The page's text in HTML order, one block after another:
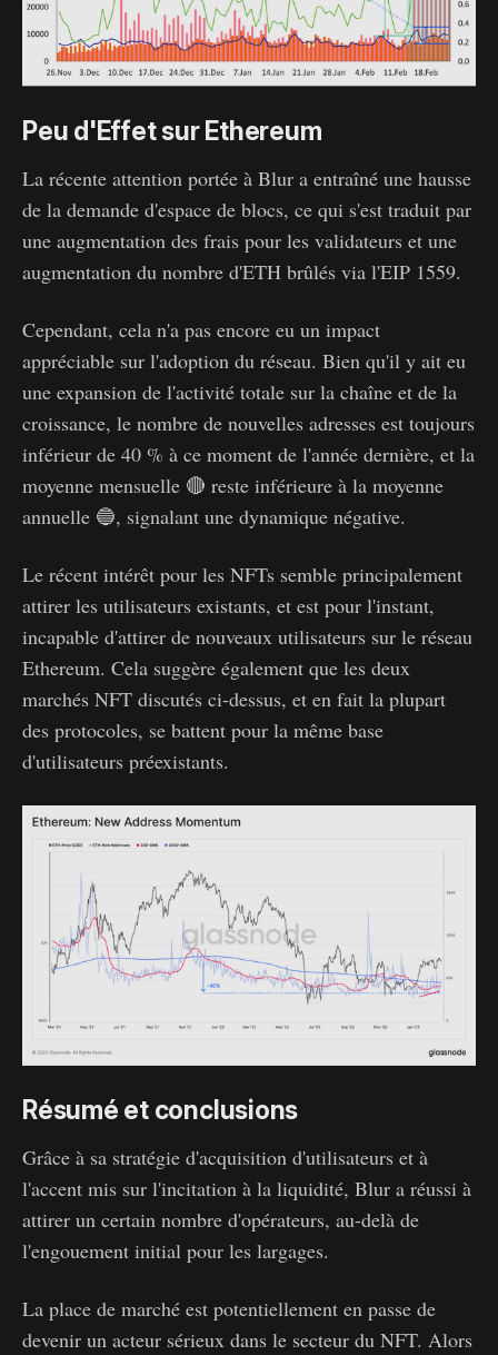
Peu d'Effet sur Ethereum
La récente attention portée à Blur a entraîné une hausse
de la demande d'espace de blocs, ce qui s'est traduit par
une augmentation des frais pour les validateurs et une
augmentation du nombre d'ETH brûlés via l'EIP 1559.
Cependant, cela n'a pas encore eu un impact
appréciable sur l'adoption du réseau. Bien qu'il y ait eu
une expansion de l'activité totale sur la chaîne et de la
croissance, le nombre de nouvelles adresses est toujours
inférieur de 40 % à ce moment de l'année dernière, et la
moyenne mensuelle 🔴 reste inférieure à la moyenne
annuelle 🔵, signalant une dynamique négative.
Le récent intérêt pour les NFTs semble principalement
attirer les utilisateurs existants, et est pour l'instant,
incapable d'attirer de nouveaux utilisateurs sur le réseau
Ethereum. Cela suggère également que les deux
marchés NFT discutés ci-dessus, et en fait la plupart
des protocoles, se battent pour la même base
d'utilisateurs préexistants.
Résumé et conclusions
Grâce à sa stratégie d'acquisition d'utilisateurs et à
l'accent mis sur l'incitation à la liquidité, Blur a réussi à
attirer un certain nombre d'opérateurs, au-delà de
l'engouement initial pour les largages.
La place de marché est potentiellement en passe de
devenir un acteur sérieux dans le secteur du NFT. Alors